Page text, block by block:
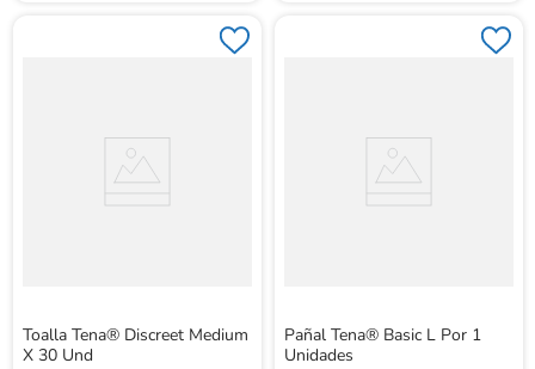
Toalla Tena® Discreet Medium
X 30 Und
Pañal Tena® Basic L Por 1
Unidades